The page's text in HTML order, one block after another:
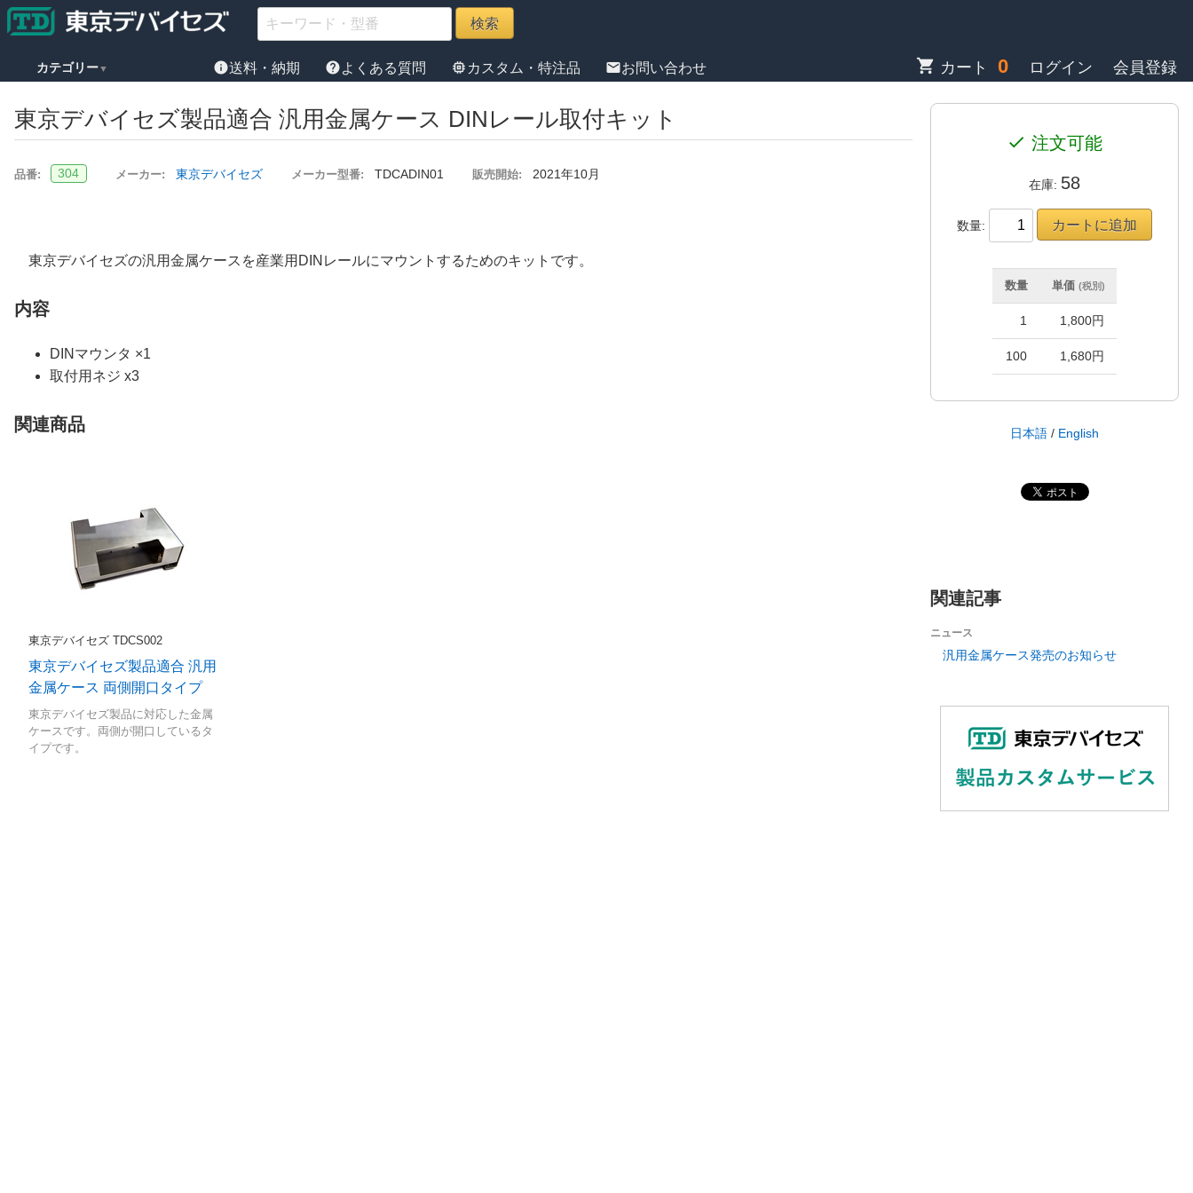
カテゴリー▼ info送料・納期 helpよくある質問 memory カスタム・特注品 mailお問い合わせ shopping_cart カート 0 ログイン 会員登録
東京デバイセズ製品適合 汎用金属ケース DINレール取付キット
品番: 304 メーカー: 東京デバイセズ メーカー型番: TDCADIN01 販売開始: 2021年10月
東京デバイセズの汎用金属ケースを産業用DINレールにマウントするためのキットです。
内容
DINマウンタ ×1
取付用ネジ x3
関連商品
東京デバイセズ TDCS002
東京デバイセズ製品適合 汎用
金属ケース 両側開口タイプ
東京デバイセズ製品に対応した金属
ケースです。両側が開口しているタ
イプです。
check 注文可能
在庫: 58
数量:
数量 単価 (税別)
1 1,800円
100 1,680円
日本語 / English
関連記事
ニュース
汎用金属ケース発売のお知らせ